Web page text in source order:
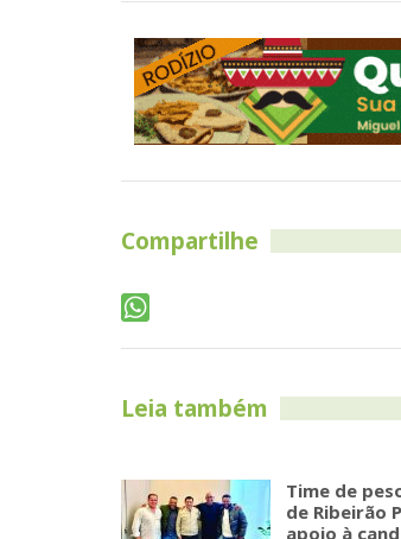
Compartilhe
Leia também
Time de
de Ribeirão
apoio à